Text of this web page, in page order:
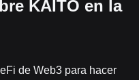
KAITO en la
de Web3 para hacer